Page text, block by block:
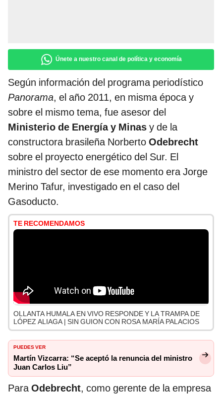
Únete a nuestro canal de política y economía
Según información del programa periodístico
Panorama, el año 2011, en misma época y
sobre el mismo tema, fue asesor del
Ministerio de Energía y Minas y de la
constructora brasileña Norberto Odebrecht
sobre el proyecto energético del Sur. El
ministro del sector de ese momento era Jorge
Merino Tafur, investigado en el caso del
Gasoducto.
TE RECOMENDAMOS
OLLANTA HUMALA EN VIVO RESPONDE Y LA TRAMPA DE
LÓPEZ ALIAGA | SIN GUION CON ROSA MARÍA PALACIOS
PUEDES VER
Martín Vizcarra: “Se aceptó la renuncia del ministro
Juan Carlos Liu”
ParaOdebrecht, como gerente de la empresa